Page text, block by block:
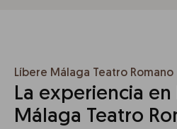
Líbere Málaga Teatro Romano
La experiencia en
Málaga Teatro